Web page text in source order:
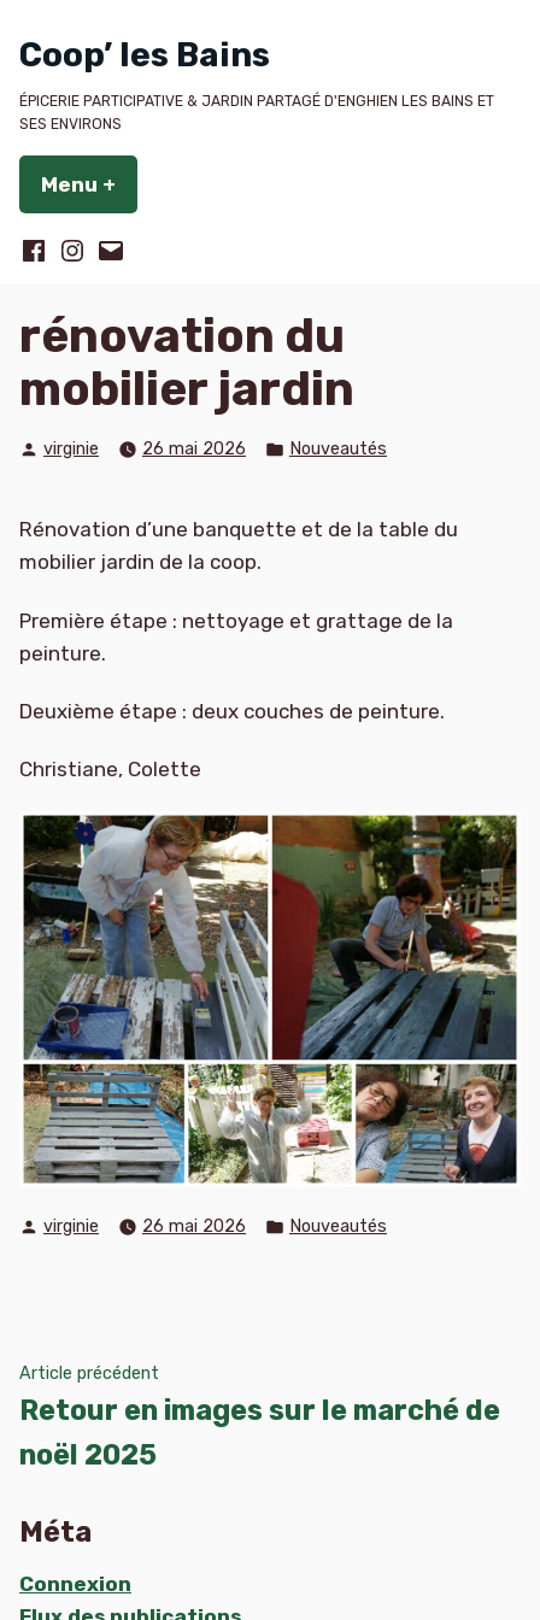
auCoop’ les Bains
ÉPICERIE PARTICIPATIVE & JARDIN PARTAGÉ D'ENGHIEN LES BAINS ET
SES ENVIRONS
Menu +
Suivez
Bains
sur
Facebook
Suivez
les
Bains
sur
Instagram
Contactez-
rénovation du
mobilier jardin
Publié
virginie 26 mai 2026
Publié
Nouveautés
Rénovation d’une banquette et de la table du
mobilier jardin de la coop.
Première étape : nettoyage et grattage de la
peinture.
Deuxième étape : deux couches de peinture.
Christiane, Colette
Publié
virginie 26 mai 2026
Publié
Nouveautés
Navigation
de
Article précédent
précédent :
Retour en images sur le marché de
noël 2025
Méta
Connexion